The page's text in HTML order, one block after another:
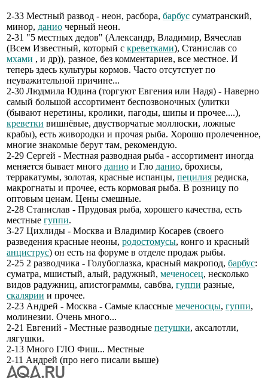
2-33 Местный развод - неон, расбора, барбус суматранский,
минор, данио черный неон.
2-31 "5 местных дедов" (Александр, Владимир, Вячеслав
(Всем Известный, который с креветками), Станислав со
мхами , и др)), разное, без комментариев, все местное. И
теперь здесь культуры кормов. Часто отсутстует по
неуважительной причине...
2-30 Людмила Юдина (торгуют Евгения или Надя) - Наверно
самый большой ассортимент беспозвоночных (улитки
(бывают неретины, кролики, пагоды, шипы и прочее....),
креветки вишнёвые, двустворчатые моллюски, ложные
крабы), есть живородки и прочая рыба. Хорошо пролеченное,
многие знакомые берут там, рекомендую.
2-29 Сергей - Местная разводная рыба - ассортимент иногда
меняется бывает много данио и Гло данио, брохисы,
терракатумы, золотая, красные испанцы, пецилия редиска,
макрогнаты и прочее, есть кормовая рыба. В розницу по
оптовым ценам. Цены смешные.
2-28 Станислав - Прудовая рыба, хорошего качества, есть
местные гуппи.
3-27 Цихлиды - Москва и Владимир Косарев (своего
разведения красные неоны, родостомусы, конго и красный
анциструс) он есть на форуме в отделе продаж рыбы.
2-25 2 разводчика - Голубоглазка, красный макропод, барбус:
суматра, мшистый, алый, радужный, меченосец, несколько
видов радужниц, апистограммы, савбва, гуппи разные,
скалярии и прочее.
2-23 Андрей - Москва - Самые классные меченосцы, гуппи,
молинезии. Очень много...
2-21 Евгений - Местные разводные петушки, аксалотли,
лягушки.
2-13 Много ГЛО Фиш... Местные
2-11 Андрей (про него писали выше)